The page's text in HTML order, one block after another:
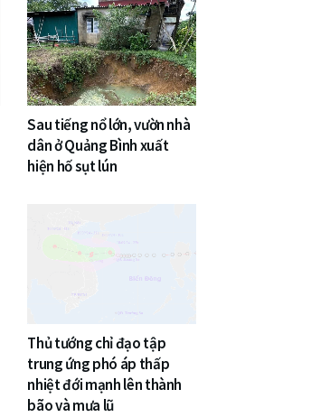
Sau tiếng nổ lớn, vườn nhà
dân ở Quảng Bình xuất
hiện hố sụt lún
Thủ tướng chỉ đạo tập
trung ứng phó áp thấp
nhiệt đới mạnh lên thành
bão và mưa lũ